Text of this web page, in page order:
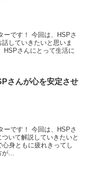
ーです！ 今回は、HSPさ
していきたいと思いま
HSPさんにとって生活に
さんが心を安定させ
ーです！ 今回は、HSPさ
いて解説していきたいと
身ともに疲れきってし
が...